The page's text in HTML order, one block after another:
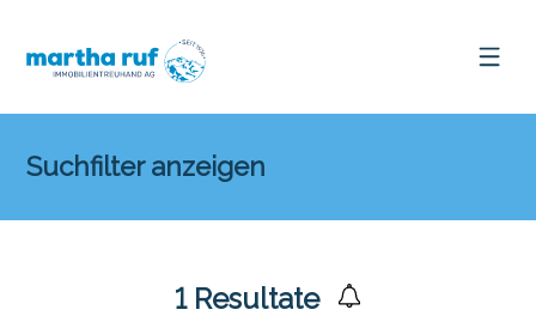
Suchfilter anzeigen
1Resultate